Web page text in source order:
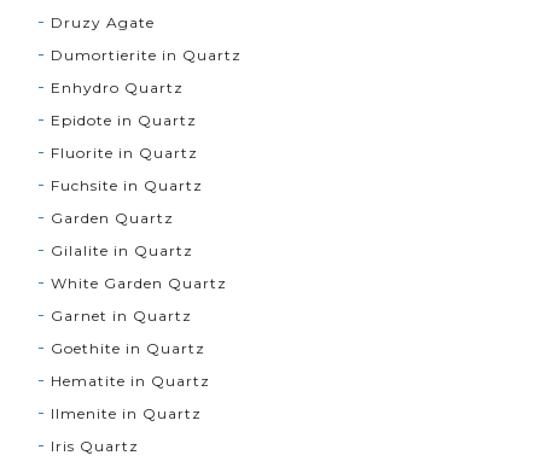
Druzy Agate
Dumortierite in Quartz
Enhydro Quartz
Epidote in Quartz
Fluorite in Quartz
Fuchsite in Quartz
Garden Quartz
Gilalite in Quartz
White Garden Quartz
Garnet in Quartz
Goethite in Quartz
Hematite in Quartz
Ilmenite in Quartz
Iris Quartz